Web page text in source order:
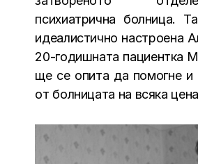
психиатрична болница.
идеалистично настроена
20-годишната пациентка
ще се опита да помогне и
от болницата на всяка